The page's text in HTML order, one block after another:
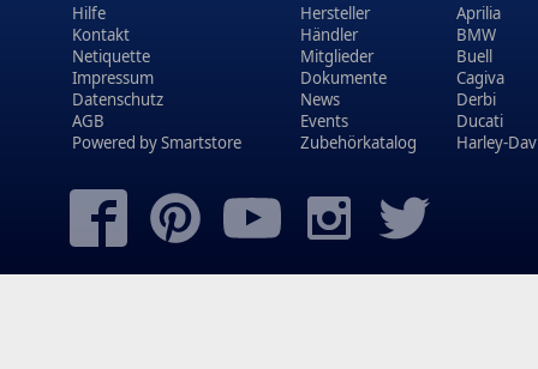
Hilfe
Kontakt
Netiquette
Impressum
Datenschutz
AGB
Powered bySmartstore
Hersteller
Händler
Mitglieder
Dokumente
News
Events
Zubehörkatalog
Aprilia
BMW
Buell
Cagiva
Derbi
Ducati
Harley-